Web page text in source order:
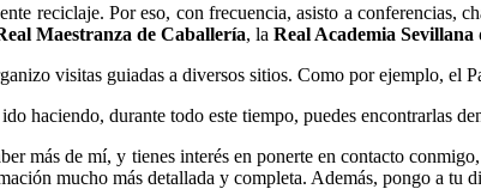
reciclaje. Por eso, con frecuencia, asisto a conferencias,
Maestranza de Caballería, la Real Academia Sevillana
visitas guiadas a diversos sitios. Como por ejemplo,
haciendo, durante todo este tiempo, puedes encontrarlas
más de mí, y tienes interés en ponerte en contacto
mucho más detallada y completa. Además, pongo a tu